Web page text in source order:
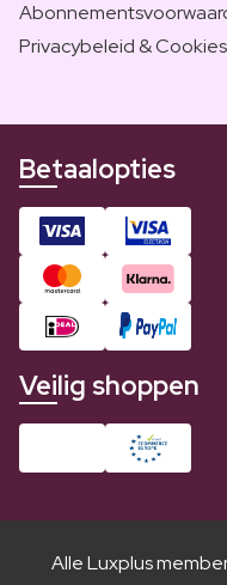
Privacybeleid & Cookies
Betaalopties
Veilig shoppen
Alle Luxplus